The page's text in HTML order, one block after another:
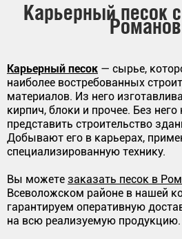
Карьерный песок
Карьерный песок — сырье,
наиболее востребованных
материалов. Из него
кирпич, блоки и прочее. Без
представить строительство
Добывают его в карьерах,
специализированную технику.
Вы можете заказать песок в
Всеволожском районе в нашей
гарантируем оперативную
на всю реализуемую продукцию.